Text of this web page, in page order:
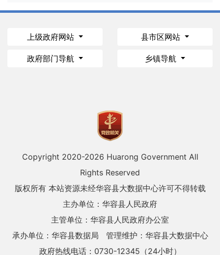
上级政府网站 县市区网站
政府部门导航 乡镇导航
Copyright 2020-2026 Huarong Government All
Rights Reserved
版权所有 本站资源未经华容县大数据中心许可不得转载
主办单位：华容县人民政府
主管单位：华容县人民政府办公室
承办单位：华容县数据局
管理维护：华容县大数据中心
政府热线电话：0730-12345（24小时）